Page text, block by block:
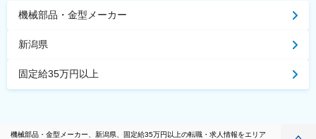
機械部品・金型メーカー
新潟県
固定給35万円以上
機械部品・金型メーカー、新潟県、固定給35万円以上の転職・求人情報をエリア